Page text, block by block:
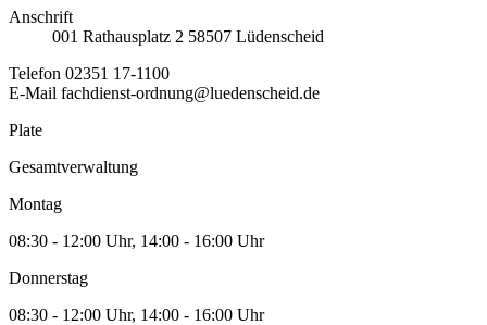
Anschrift
001 Rathausplatz 2 58507 Lüdenscheid
Telefon 02351 17-1100
E-Mail fachdienst-ordnung@luedenscheid.de
Plate
Gesamtverwaltung
Montag
08:30 - 12:00 Uhr, 14:00 - 16:00 Uhr
Donnerstag
08:30 - 12:00 Uhr, 14:00 - 16:00 Uhr